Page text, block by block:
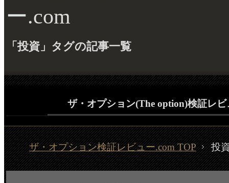
ー.com
「投資」タグの記事一覧
ザ・オプション(The option)検証レビ
ザ・オプション検証レビュー.com TOP 投